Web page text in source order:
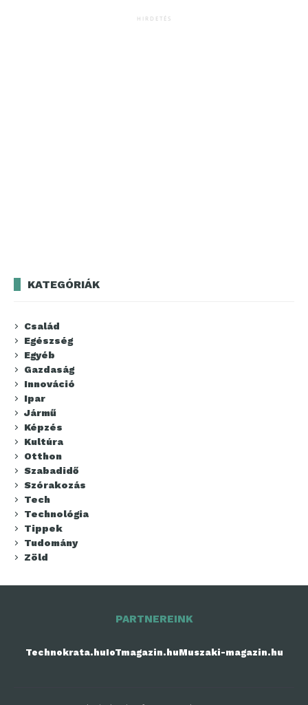
HIRDETÉS
KATEGÓRIÁK
Család
Egészség
Egyéb
Gazdaság
Innováció
Ipar
Jármű
Képzés
Kultúra
Otthon
Szabadidő
Szórakozás
Tech
Technológia
Tippek
Tudomány
Zöld
PARTNEREINK
Technokrata.huIoTmagazin.huMuszaki-magazin.hu